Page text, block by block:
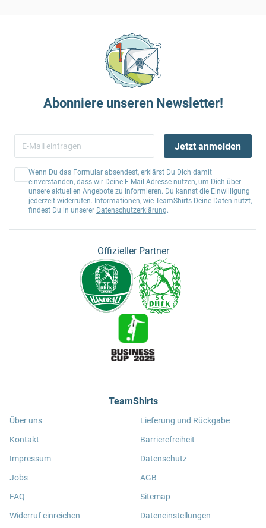
Abonniere unseren Newsletter!
Jetzt anmelden
Wenn Du das Formular absendest, erklärst Du Dich damit
einverstanden, dass wir Deine E-Mail-Adresse nutzen, um Dich über
unsere aktuellen Angebote zu informieren. Du kannst die Einwilligung
jederzeit widerrufen. Informationen, wie TeamShirts Deine Daten nutzt,
findest Du in unserer Datenschutzerklärung.
Offizieller Partner
TeamShirts
Über uns
Kontakt
Impressum
Jobs
FAQ
Widerruf einreichen
Lieferung und Rückgabe
Barrierefreiheit
Datenschutz
AGB
Sitemap
Dateneinstellungen